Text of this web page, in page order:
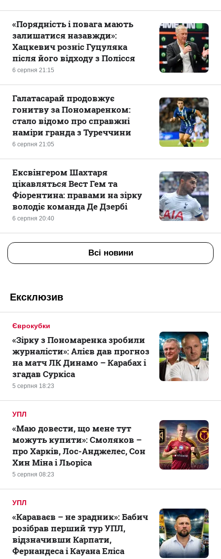
6 серпня 21:15
«Порядність і повага мають
залишатися назавжди»:
Хацкевич розніс Гуцуляка
після його відходу з Полісся
6 серпня 21:05
Галатасарай продовжує
гонитву за Пономаренком:
стало відомо про справжні
наміри гранда з Туреччини
6 серпня 20:40
Ексвінгером Шахтаря
цікавляться Вест Гем та
Фіорентина: правами на зірку
володіє команда Де Дзербі
Всі новини
Ексклюзив
Єврокубки
5 серпня 18:23
«Зірку з Пономаренка зробили
журналісти»: Алієв дав прогноз
на матч ЛК Динамо – Карабах і
згадав Суркіса
УПЛ
5 серпня 08:23
«Маю довести, що мене тут
можуть купити»: Смоляков –
про Харків, Лос-Анджелес, Сон
Хин Міна і Льоріса
УПЛ
«Караваєв – не зрадник»: Бабич
розібрав перший тур УПЛ,
відзначивши Карпати,
Фернандеса і Кауана Еліса